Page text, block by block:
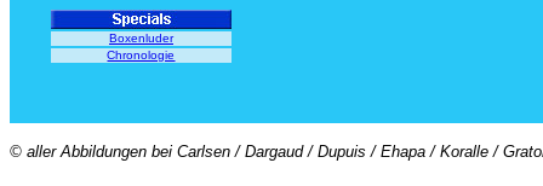
Boxenluder
Chronologie
© aller Abbildungen bei Carlsen / Dargaud / Dupuis / Ehapa / Koralle /